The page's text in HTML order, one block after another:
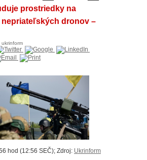
prostriedky na
nepriateľských dronov –
ukrinform
hod (12:56 SEČ); Zdroj: Ukrinform